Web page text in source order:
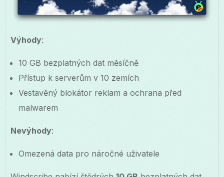
Výhody:
10 GB bezplatných dat měsíčně
Přístup k serverům v 10 zemích
Vestavěný blokátor reklam a ochrana před
malwarem
Nevýhody:
Omezená data pro náročné uživatele